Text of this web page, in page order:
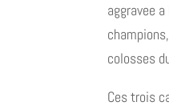
aggravee
colosses
Ces trois